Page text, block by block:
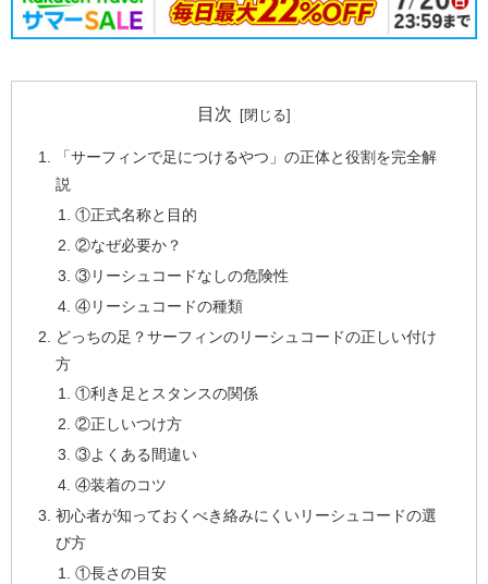
目次
「サーフィンで足につけるやつ」の正体と役割を完全解
説
①正式名称と目的
②なぜ必要か？
③リーシュコードなしの危険性
④リーシュコードの種類
どっちの足？サーフィンのリーシュコードの正しい付け
方
①利き足とスタンスの関係
②正しいつけ方
③よくある間違い
④装着のコツ
初心者が知っておくべき絡みにくいリーシュコードの選
び方
①長さの目安